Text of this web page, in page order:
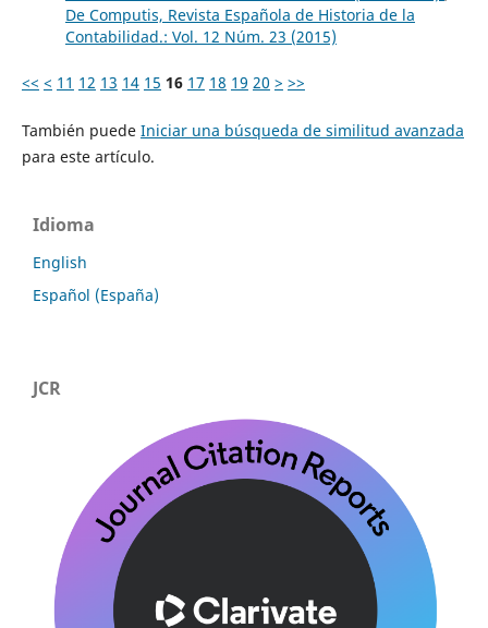
De Computis, Revista Española de Historia de la
Contabilidad.: Vol. 12 Núm. 23 (2015)
<< < 11 12 13 14 15 16 17 18 19 20 > >>
También puede Iniciar una búsqueda de similitud avanzada
para este artículo.
Idioma
English
Español (España)
JCR